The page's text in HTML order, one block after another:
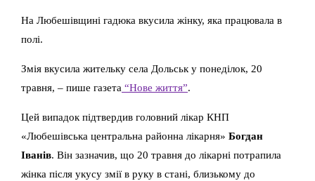
На Любешівщині гадюка вкусила жінку, яка працювала в
полі.
Змія вкусила жительку села Дольськ у понеділок, 20
травня, – пише газета “Нове життя”.
Цей випадок підтвердив головний лікар КНП
«Любешівська центральна районна лікарня» Богдан
Іванів. Він зазначив, що 20 травня до лікарні потрапила
жінка після укусу змії в руку в стані, близькому до